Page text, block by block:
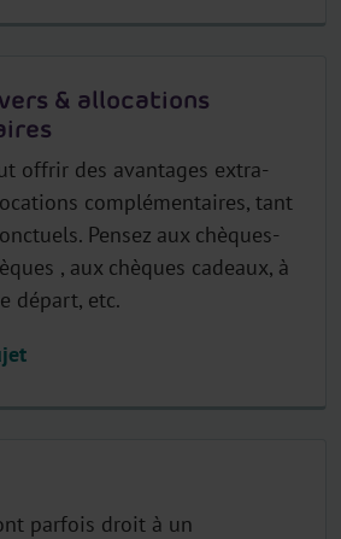
& allocations
offrir des avantages extra-
complémentaires, tant
Pensez aux chèques-
, aux chèques cadeaux, à
départ, etc.
parfois droit à un